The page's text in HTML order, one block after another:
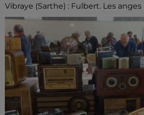
Vibraye (Sarthe) : Fulbert. Les